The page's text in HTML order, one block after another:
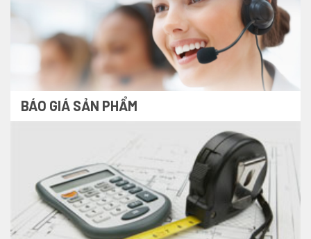
BÁO GIÁ SẢN PHẨM